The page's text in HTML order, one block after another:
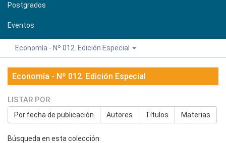
Postgrados
Eventos
Economía - Nº 012. Edición Especial
Economía - Nº 012. Edición Especial
LISTAR POR
Por fecha de publicación Autores Títulos Materias
Búsqueda en esta colección: